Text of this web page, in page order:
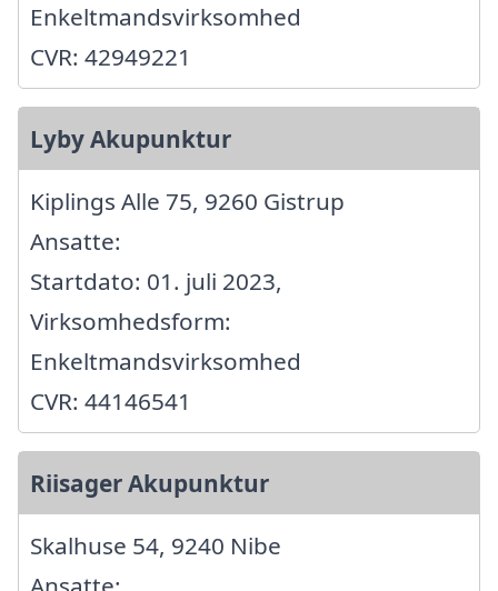
Enkeltmandsvirksomhed
CVR: 42949221
Lyby Akupunktur
Kiplings Alle 75, 9260 Gistrup
Ansatte:
Startdato: 01. juli 2023,
Virksomhedsform:
Enkeltmandsvirksomhed
CVR: 44146541
Riisager Akupunktur
Skalhuse 54, 9240 Nibe